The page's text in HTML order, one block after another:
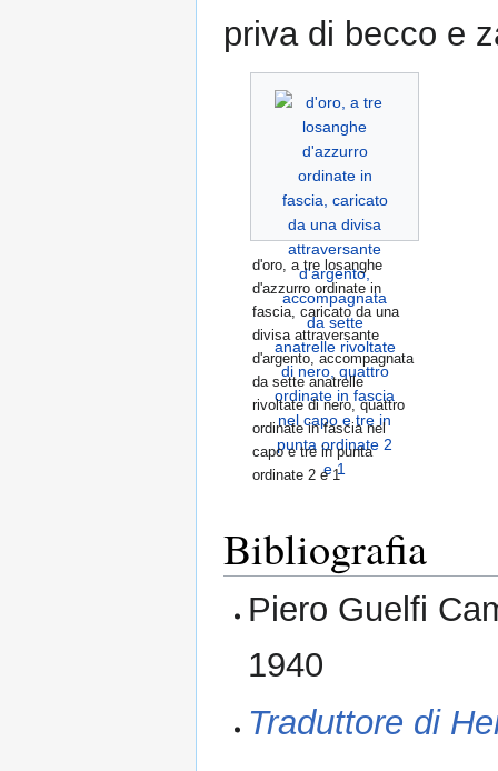
priva di becco e
d'oro, a tre losanghe
d'azzurro ordinate in
fascia, caricato da una
divisa attraversante
d'argento, accompagnata
da sette anatrelle
rivoltate di nero, quattro
ordinate in fascia nel
capo e tre in punta
ordinate 2 e 1
Bibliografia
Piero Guelfi
1940
Traduttore di